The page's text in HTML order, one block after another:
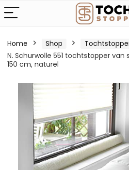
Home Shop
N. Schurwolle 551 tochtstopper
150 cm, naturel